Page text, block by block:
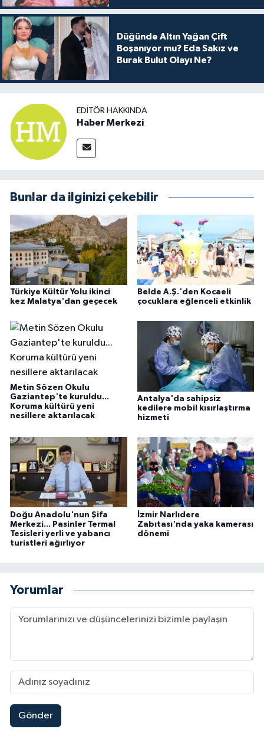
Düğünde Altın Yağan Çift
Boşanıyor mu? Eda Sakız ve
Burak Bulut Olayı Ne?
EDITÖR HAKKINDA
Haber Merkezi
Bunlar da ilginizi çekebilir
Türkiye Kültür Yolu ikinci
kez Malatya'dan geçecek
Belde A.Ş.'den Kocaeli
çocuklara eğlenceli etkinlik
Metin Sözen Okulu
Gaziantep'te kuruldu...
Koruma kültürü yeni
nesillere aktarılacak
Antalya'da sahipsiz
kedilere mobil kısırlaştırma
hizmeti
Doğu Anadolu'nun Şifa
Merkezi... Pasinler Termal
Tesisleri yerli ve yabancı
turistleri ağırlıyor
İzmir Narlıdere
Zabıtası'nda yaka kamerası
dönemi
Yorumlar
Gönder